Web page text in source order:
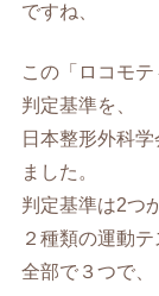
ですね、
この「ロコモ
判定基準を、
日本整形外科
ました。
判定基準は2つ
２種類の運動
全部で３つで、